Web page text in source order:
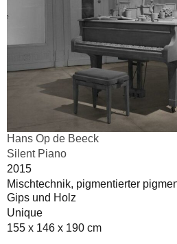
Hans Op de Beeck
Silent Piano
2015
Mischtechnik, pigmentierter
Gips und Holz
Unique
155 x 146 x 190 cm